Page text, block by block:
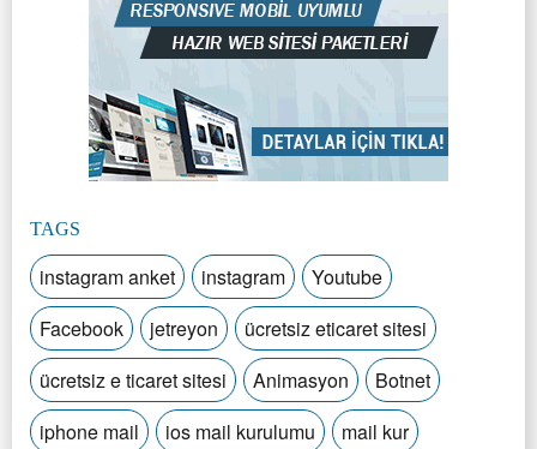
TAGS
instagram anket instagram
Youtube
Facebook
jetreyon
ücretsiz eticaret sitesi
ücretsiz e ticaret sitesi
Animasyon
Botnet
iphone mail
ios mail kurulumu
mail kur